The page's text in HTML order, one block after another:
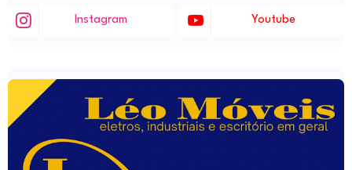
Instagram Youtube